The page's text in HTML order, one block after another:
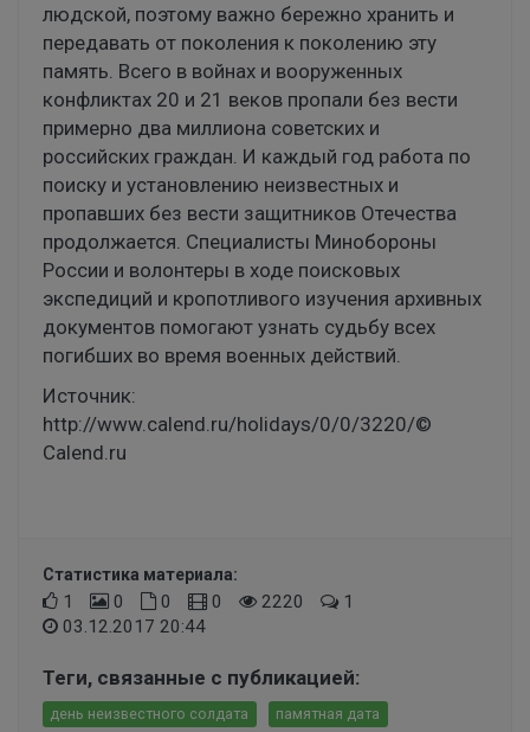
людской, поэтому важно бережно хранить и
передавать от поколения к поколению эту
память. Всего в войнах и вооруженных
конфликтах 20 и 21 веков пропали без вести
примерно два миллиона советских и
российских граждан. И каждый год работа по
поиску и установлению неизвестных и
пропавших без вести защитников Отечества
продолжается. Специалисты Минобороны
России и волонтеры в ходе поисковых
экспедиций и кропотливого изучения архивных
документов помогают узнать судьбу всех
погибших во время военных действий.
Источник:
http://www.calend.ru/holidays/0/0/3220/©
Calend.ru
Статистика материала:
1 0 0 0 2220
1
03.12.2017 20:44
Теги, связанные с публикацией:
день неизвестного солдата памятная дата